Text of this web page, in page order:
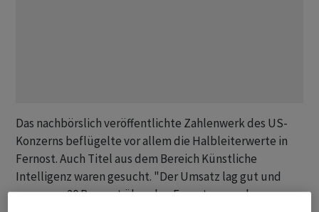
Das nachbörslich veröffentlichte Zahlenwerk des US-
Konzerns beflügelte vor allem die Halbleiterwerte in
Fernost. Auch Titel aus dem Bereich Künstliche
Intelligenz waren gesucht. "Der Umsatz lag gut und
gerne um 20 Prozent über den Erwartungen der